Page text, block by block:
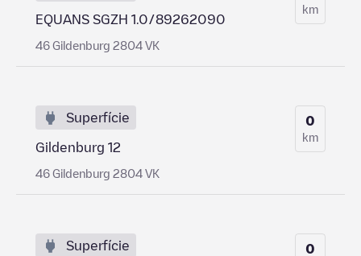
EQUANS SGZH 1.0/89262090
46 Gildenburg 2804 VK
km
Superfície
Gildenburg 12
46 Gildenburg 2804 VK
0
km
Superfície 0